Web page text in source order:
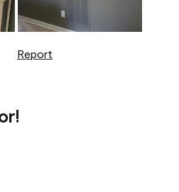
Report